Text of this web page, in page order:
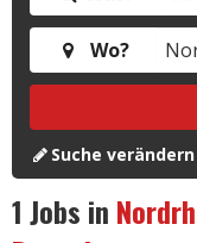
Wo?
Suche verändern
1 Jobs in